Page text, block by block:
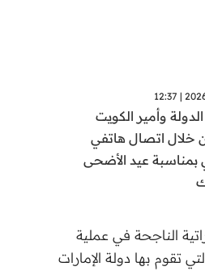
2026-
وأمير الكويت
خلال اتصال هاتفي
بمناسبة عيد الأضحى
الناجحة في عملية
تقوم بها دولة الإمارات